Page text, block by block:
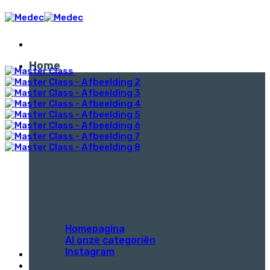
Ga
naar
Home
Welkom bij
Medec
Homepagina
Al onze categoriën
Instagram